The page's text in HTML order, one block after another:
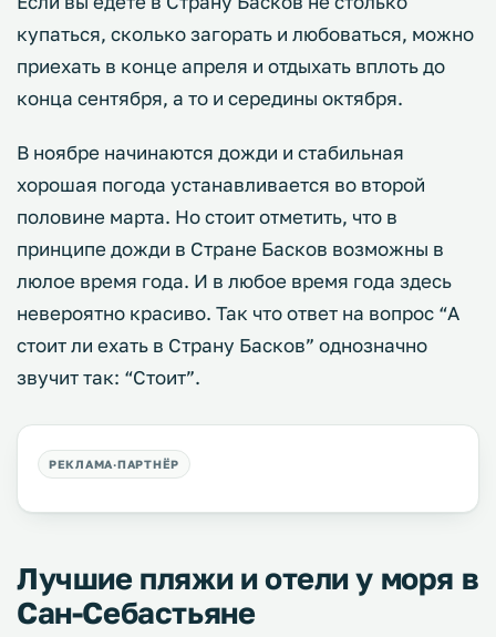
купаться, сколько загорать и любоваться, можно
приехать в конце апреля и отдыхать вплоть до
конца сентября, а то и середины октября.
В ноябре начинаются дожди и стабильная
хорошая погода устанавливается во второй
половине марта. Но стоит отметить, что в
принципе дожди в Стране Басков возможны в
люлое время года. И в любое время года здесь
невероятно красиво. Так что ответ на вопрос “А
стоит ли ехать в Страну Басков” однозначно
звучит так: “Стоит”.
Лучшие пляжи и отели у моря в
Сан-Себастьяне